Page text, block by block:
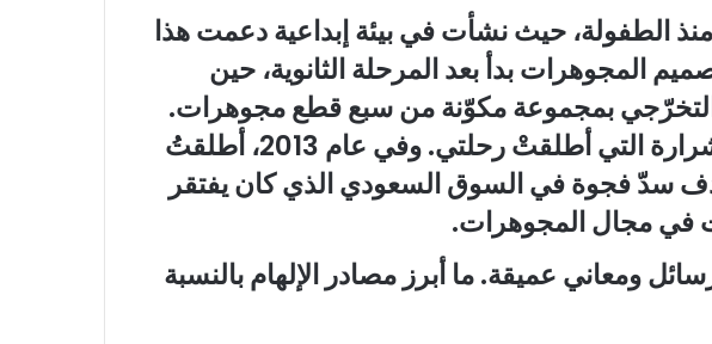
الطفولة، حيث نشأت في بيئة إبداعية دعمت هذا
المجوهرات بدأ بعد المرحلة الثانوية، حين
بمجموعة مكوّنة من سبع قطع مجوهرات.
كانت تلك اللحظة بمثابة الشرارة التي أطلقتْ رحلتي. وفي عام 2013، أطلقتُ
سدّ فجوة في السوق السعودي الذي كان يفتقر
في مجال المجوهرات.
ومعاني عميقة. ما أبرز مصادر الإلهام بالنسبة